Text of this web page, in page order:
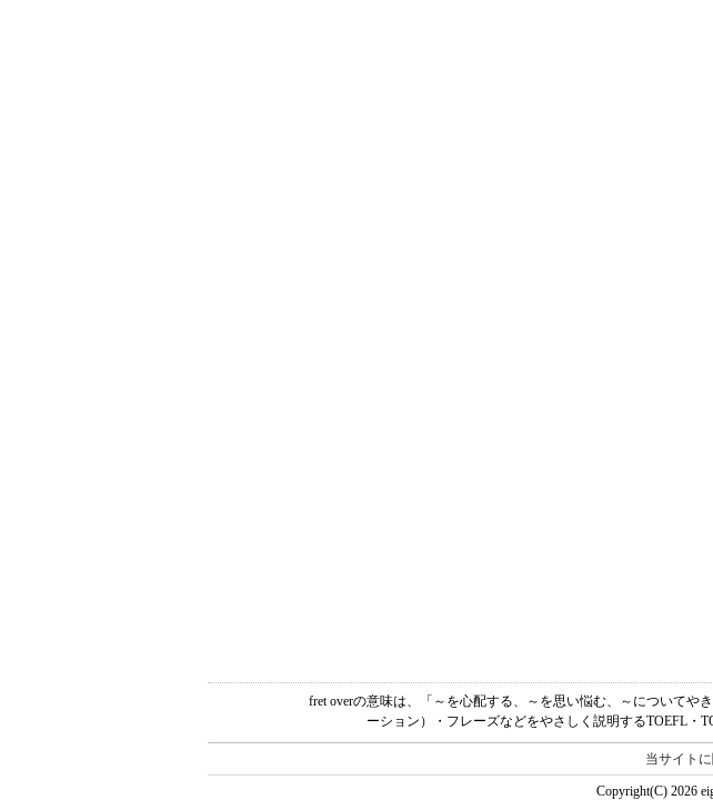
fret overの意味は、「～を心配する、～を思い悩む、～についてや
ーション）・フレーズなどをやさしく説明するTOEFL・
当サイト
Copyright(C) 2026